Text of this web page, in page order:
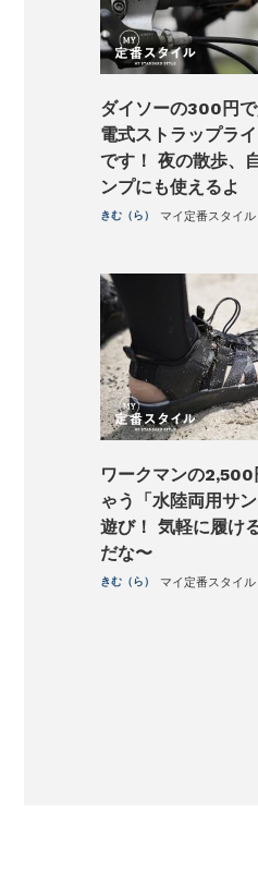
ダイソーの300円
電式ストラップラ
です！ 夜の散歩、
ンプにも使えるよ
きむ（ら） マイ定番スタイル
ワークマンの2,500
ゃう「水陸両用サ
遊び！ 気軽に履け
だな〜
きむ（ら） マイ定番スタイル